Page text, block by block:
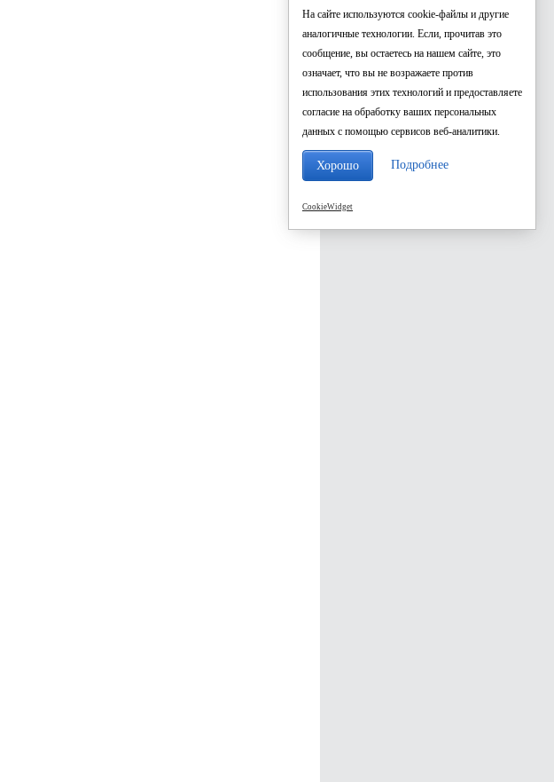
На сайте используются cookie-файлы и другие
аналогичные технологии. Если, прочитав это
сообщение, вы остаетесь на нашем сайте, это
означает, что вы не возражаете против
использования этих технологий и предоставляете
согласие на обработку ваших персональных
данных с помощью сервисов веб-аналитики.
Хорошо Подробнее
CookieWidget